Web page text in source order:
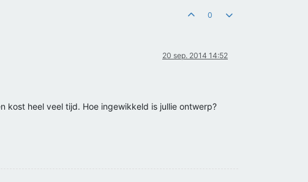
0
20 sep. 2014 14:52
kost heel veel tijd. Hoe ingewikkeld is jullie ontwerp?